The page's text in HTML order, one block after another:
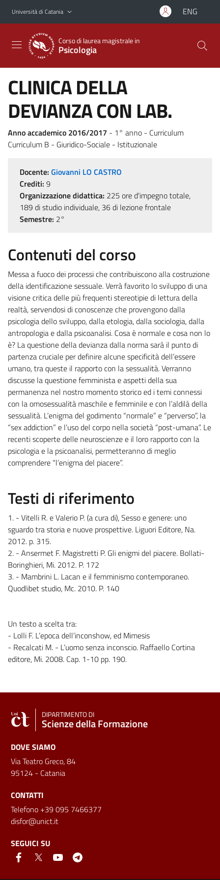
Vai al contenuto principale
Vai al menu di navigazione
Università di Catania ENG
Corso di laurea magistrale in
Psicologia
CLINICA DELLA
DEVIANZA CON LAB.
Anno accademico 2016/2017 - 1° anno - Curriculum
Curriculum B - Giuridico-Sociale - Istituzionale
Docente: Giovanni LO CASTRO
Crediti: 9
Organizzazione didattica: 225 ore d'impegno totale,
189 di studio individuale, 36 di lezione frontale
Semestre: 2°
Contenuti del corso
Messa a fuoco dei processi che contribuiscono alla costruzione
della identificazione sessuale. Verrà favorito lo sviluppo di una
visione critica delle più frequenti stereotipie di lettura della
realtà, servendosi di conoscenze che provengono dalla
psicologia dello sviluppo, dalla etologia, dalla sociologia, dalla
antropologia e dalla psicoanalisi. Cosa è normale e cosa non lo
è? La questione della devianza dalla norma sarà il punto di
partenza cruciale per definire alcune specificità dell’essere
umano, tra queste il rapporto con la sessualità. Verranno
discusse la questione femminista e aspetti della sua
permanenza nel nostro momento storico ed i temi connessi
con la omosessualità maschile e femminile e con l’aldilà della
sessualità. L’enigma del godimento “normale” e “perverso”, la
“sex addiction” e l’uso del corpo nella società “post-umana”. Le
recenti scoperte delle neuroscienze e il loro rapporto con la
psicologia e la psicoanalisi, permetteranno di meglio
comprendere “l’enigma del piacere”.
Testi di riferimento
1. - Vitelli R. e Valerio P. (a cura di), Sesso e genere: uno
sguardo tra storia e nuove prospettive. Liguori Editore, Na.
2012. p. 315.
2. - Ansermet F. Magistretti P. Gli enigmi del piacere. Bollati-
Boringhieri, Mi. 2012. P. 172
3. - Mambrini L. Lacan e il femminismo contemporaneo.
Quodlibet studio, Mc. 2010. P. 140
Un testo a scelta tra:
- Lolli F. L’epoca dell’inconshow, ed Mimesis
- Recalcati M. - L’uomo senza inconscio. Raffaello Cortina
editore, Mi. 2008. Cap. 1-10 pp. 190.
DIPARTIMENTO DI
Scienze della Formazione
DOVE SIAMO
Via Teatro Greco, 84
95124 - Catania
CONTATTI
Telefono +39 095 7466377
disfor@unict.it
SEGUICI SU